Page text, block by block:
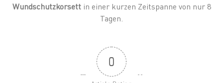
Wundschutzkorsettin einer kurzen Zeitspanne von nur 8
Tagen.
0